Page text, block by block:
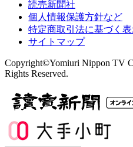
読売新聞社
個人情報保護方針など
特定商取引法に基づく
サイトマップ
Copyright©Yomiuri Nippon TV
Rights Reserved.